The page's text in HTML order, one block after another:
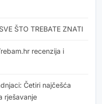
ŠTO TREBATE ZNATI
recenzija i
Četiri najčešća
rješavanje